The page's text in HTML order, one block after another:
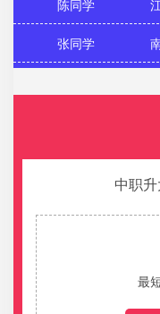
张同学
吴同学
吴同学
中职
最